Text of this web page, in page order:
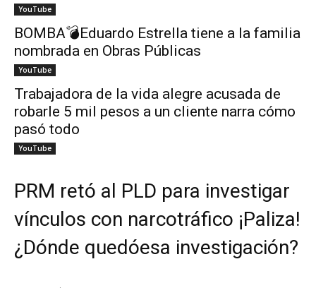
YouTube
BOMBA💣Eduardo Estrella tiene a la familia
nombrada en Obras Públicas
YouTube
Trabajadora de la vida alegre acusada de
robarle 5 mil pesos a un cliente narra cómo
pasó todo
YouTube
PRM retó al PLD para investigar
vínculos con narcotráfico ¡Paliza!
¿Dónde quedóesa investigación?